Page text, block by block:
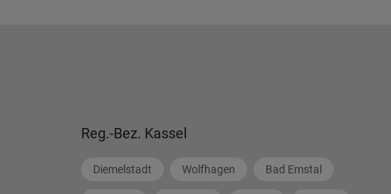
Reg.-Bez. Kassel
Diemelstadt Wolfhagen Bad Emstal